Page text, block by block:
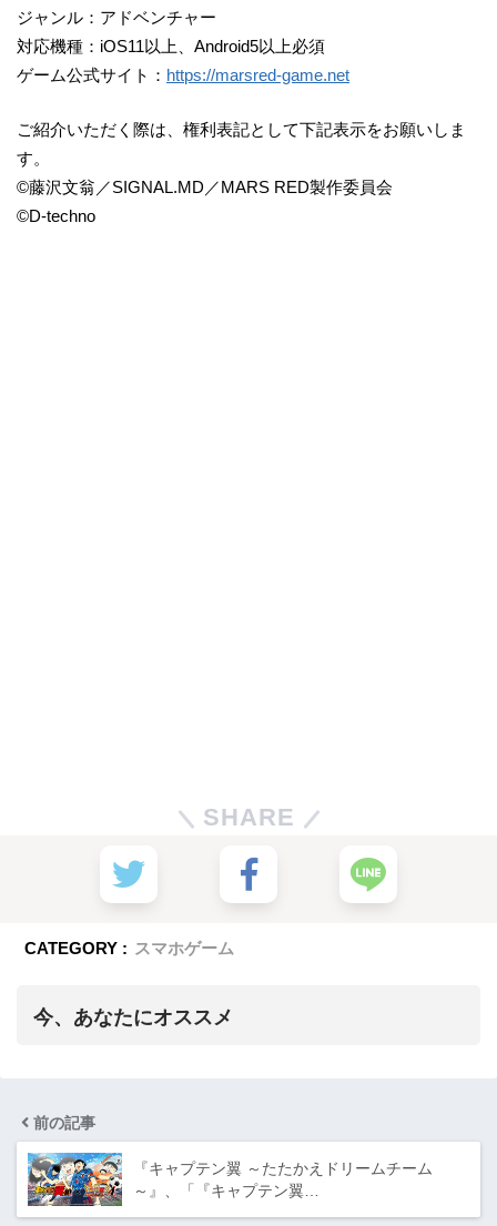
ジャンル：アドベンチャー
対応機種：iOS11以上、Android5以上必須
ゲーム公式サイト： https://marsred-game.net
ご紹介いただく際は、権利表記として下記表示をお願いしま
す。
©藤沢文翁／SIGNAL.MD／MARS RED製作委員会
©D-techno
SHARE
CATEGORY : スマホゲーム
今、あなたにオススメ
前の記事
『キャプテン翼 ～たたかえドリームチーム
～』、「『キャプテン翼…